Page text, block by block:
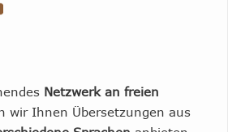
Netzwerk an freien
wir Ihnen Übersetzungen aus